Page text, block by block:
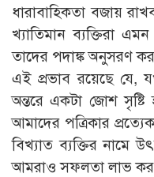
ধারাবাহিকতা বজায়
খ্যাতিমান ব্যক্তিরা
তাদের পদাঙ্ক অনুসরণ
এই প্রভাব রয়েছে যে,
অন্তরে একটা জোশ
আমাদের পত্রিকার
বিখ্যাত ব্যক্তির নামে
আমরাও সফলতা লাভ